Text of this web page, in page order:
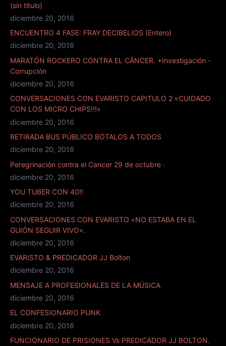
(sin título)
diciembre 20, 2016
ENCUENTRO 4 FASE: FRAY DECIBELIOS (Entero)
diciembre 20, 2016
MARATÓN ROCKERO CONTRA EL CÁNCER. +Investigación -
Corrupción
diciembre 20, 2016
CONVERSACIONES CON EVARISTO CAPITULO 2 «CUIDADO
CON LOS MICRO CHIPS!!!»
diciembre 20, 2016
RETIRADA BUS PÚBLICO BÓTALOS A TODOS
diciembre 20, 2016
Peregrinación contra el Cancer 29 de octubre ·
diciembre 20, 2016
YOU TUBER CON 40!!
diciembre 20, 2016
CONVERSACIONES CON EVARISTO «NO ESTABA EN EL
GUIÓN SEGUIR VIVO».
diciembre 20, 2016
EVARISTO & PREDICADOR JJ Bolton
diciembre 20, 2016
MENSAJE A PROFESIONALES DE LA MÚSICA
diciembre 20, 2016
EL CONFESIONARIO PUNK
diciembre 20, 2016
FUNCIONARIO DE PRISIONES Vs PREDICADOR JJ BOLTON.